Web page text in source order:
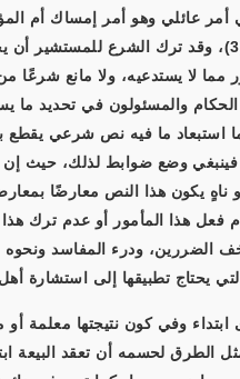
عائلي وهو أمر إمساك أم
عائشة أو تطليقها(3)، وقد ترك الشرع للمستشير
مما لا يستدعيه، ولا مانع شرعًا
والمسئولون في تحديد ما
استبعاد ما فيه نص شرعي يقطع
فينبغي وضع ضوابط لذلك، حيث
ناهٍ يكون هذا النص معارضًا
هذا المأمور أو عدم ترك هذا
الضررين، ودرء المفاسد
يحتاج تطبيقها إلى استشارة
وفي كون نتيجتها معلمة أو
الطرق لحسمه أن تعقد البيعة